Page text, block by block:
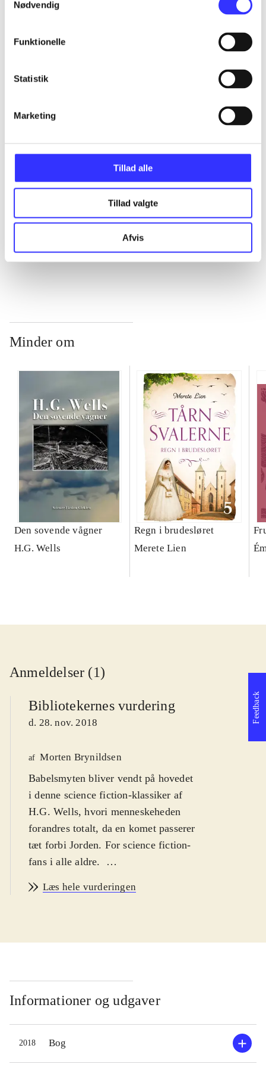
Nødvendig
Funktionelle
Statistik
Marketing
Tillad alle
Tillad valgte
Afvis
Artikler
...
Minder om
Den sovende vågner
H.G. Wells
Regn i brudesløret
Merete Lien
Anmeldelser (1)
Bibliotekernes vurdering
d. 28. nov. 2018
af Morten Brynildsen
Babelsmyten bliver vendt på hovedet
i denne science fiction-klassiker af
H.G. Wells, hvori menneskeheden
forandres totalt, da en komet passerer
tæt forbi Jorden. For science fiction-
fans i alle aldre.
industrialiserings tid, hvor vi gennem
komet passerer tæt ved Jorden,
stjernestøv, og en ny, bæredygtig og
mere rationel verdensorden kan tage
sin begyndelse. Forfatteren H. G.
Wells gjorde i denne periode meget i
utopier og alternative verdensordener,
fx iA modern UtopiaThe world set
Læs hele vurderingen
Informationer og udgaver
2018 Bog
Feedback